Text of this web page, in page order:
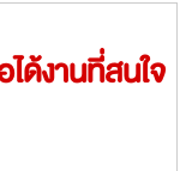
ได้งานที่สนใจ